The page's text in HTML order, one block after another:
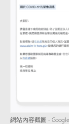
網站內容截圖 -